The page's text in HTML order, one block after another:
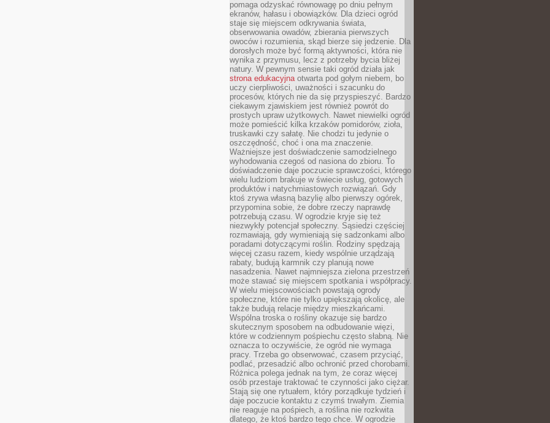
pomaga odzyskać równowagę po dniu pełnym
ekranów, hałasu i obowiązków. Dla dzieci ogród
staje się miejscem odkrywania świata,
obserwowania owadów, zbierania pierwszych
owoców i rozumienia, skąd bierze się jedzenie. Dla
dorosłych może być formą aktywności, która nie
wynika z przymusu, lecz z potrzeby bycia bliżej
natury. W pewnym sensie taki ogród działa jak
strona edukacyjnaotwarta pod gołym niebem, bo
uczy cierpliwości, uważności i szacunku do
procesów, których nie da się przyspieszyć. Bardzo
ciekawym zjawiskiem jest również powrót do
prostych upraw użytkowych. Nawet niewielki ogród
może pomieścić kilka krzaków pomidorów, zioła,
truskawki czy sałatę. Nie chodzi tu jedynie o
oszczędność, choć i ona ma znaczenie.
Ważniejsze jest doświadczenie samodzielnego
wyhodowania czegoś od nasiona do zbioru. To
doświadczenie daje poczucie sprawczości, którego
wielu ludziom brakuje w świecie usług, gotowych
produktów i natychmiastowych rozwiązań. Gdy
ktoś zrywa własną bazylię albo pierwszy ogórek,
przypomina sobie, że dobre rzeczy naprawdę
potrzebują czasu. W ogrodzie kryje się też
niezwykły potencjał społeczny. Sąsiedzi częściej
rozmawiają, gdy wymieniają się sadzonkami albo
poradami dotyczącymi roślin. Rodziny spędzają
więcej czasu razem, kiedy wspólnie urządzają
rabaty, budują karmnik czy planują nowe
nasadzenia. Nawet najmniejsza zielona przestrzeń
może stawać się miejscem spotkania i współpracy.
W wielu miejscowościach powstają ogrody
społeczne, które nie tylko upiększają okolicę, ale
także budują relacje między mieszkańcami.
Wspólna troska o rośliny okazuje się bardzo
skutecznym sposobem na odbudowanie więzi,
które w codziennym pośpiechu często słabną. Nie
oznacza to oczywiście, że ogród nie wymaga
pracy. Trzeba go obserwować, czasem przyciąć,
podlać, przesadzić albo ochronić przed chorobami.
Różnica polega jednak na tym, że coraz więcej
osób przestaje traktować te czynności jako ciężar.
Stają się one rytuałem, który porządkuje tydzień i
daje poczucie kontaktu z czymś trwałym. Ziemia
nie reaguje na pośpiech, a roślina nie rozkwita
dlatego, że ktoś bardzo tego chce. W ogrodzie